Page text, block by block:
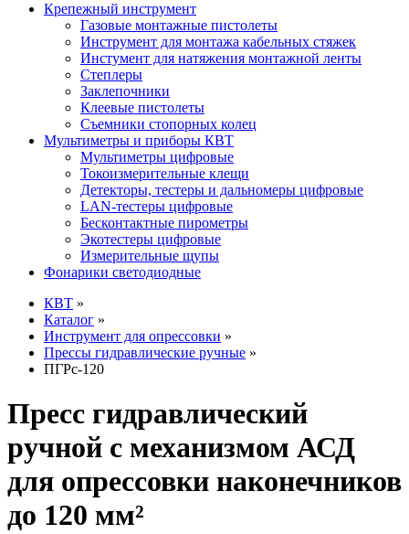
Крепежный инструмент
Газовые монтажные пистолеты
Инструмент для монтажа кабельных стяжек
Инстумент для натяжения монтажной ленты
Степлеры
Заклепочники
Клеевые пистолеты
Съемники стопорных колец
Мультиметры и приборы КВТ
Мультиметры цифровые
Токоизмерительные клещи
Детекторы, тестеры и дальномеры цифровые
LAN-тестеры цифровые
Бесконтактные пирометры
Экотестеры цифровые
Измерительные щупы
Фонарики светодиодные
КВТ »
Каталог »
Инструмент для опрессовки »
Прессы гидравлические ручные »
ПГРс-120
Пресс гидравлический
ручной с механизмом АСД
для опрессовки наконечников
до 120 мм²